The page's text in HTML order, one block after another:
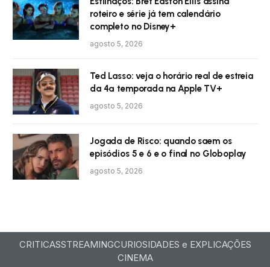
roteiro e série já tem calendário
completo no Disney+
agosto 5, 2026
Ted Lasso: veja o horário real de estreia
da 4ª temporada na Apple TV+
agosto 5, 2026
Jogada de Risco: quando saem os
episódios 5 e 6 e o final no Globoplay
agosto 5, 2026
CRITICASSTREAMINGCURIOSIDADES e EXPLICAÇÕES
CINEMA